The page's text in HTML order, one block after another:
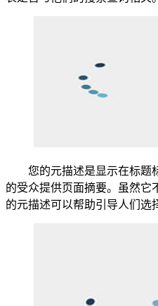
您的元描述是显示在标题
的受众提供页面摘要。虽然它
的元描述可以帮助引导人们选